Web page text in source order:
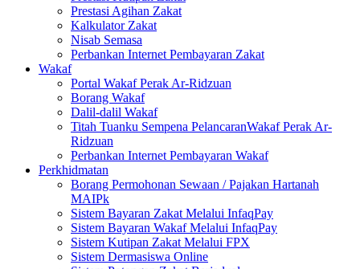
Prestasi Agihan Zakat
Kalkulator Zakat
Nisab Semasa
Perbankan Internet Pembayaran Zakat
Wakaf
Portal Wakaf Perak Ar-Ridzuan
Borang Wakaf
Dalil-dalil Wakaf
Titah Tuanku Sempena PelancaranWakaf Perak Ar-
Ridzuan
Perbankan Internet Pembayaran Wakaf
Perkhidmatan
Borang Permohonan Sewaan / Pajakan Hartanah
MAIPk
Sistem Bayaran Zakat Melalui InfaqPay
Sistem Bayaran Wakaf Melalui InfaqPay
Sistem Kutipan Zakat Melalui FPX
Sistem Dermasiswa Online